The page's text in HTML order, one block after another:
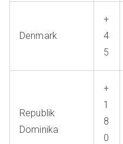
Denmark
+
4
5
Republik
Dominika
+
1
8
0